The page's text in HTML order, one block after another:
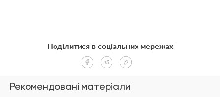
Рекомендовані матеріали
Поділитися в соціальних мережах